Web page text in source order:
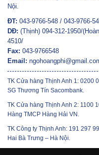
Nội.
ĐT: 043-9766-548 / 043-9766-
DĐ: (Thịnh) 094-312-1950/
4510/
Fax: 043-9766548
Email:
TK Cửa hàng Thịnh Anh 1: 0200
SG Thương Tín Sacombank.
TK Cửa hàng Thịnh Anh 2: 1100
Hàng TMCP Hàng Hải VN.
TK Công ty Thịnh Anh: 191 297
Hai Bà Trưng – Hà Nội.